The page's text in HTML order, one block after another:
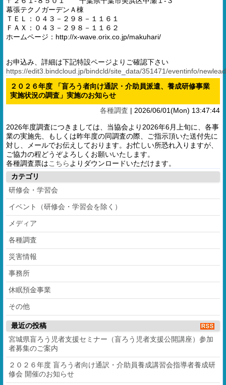
幕張テクノガーデンＡ棟
ＴＥＬ：０４３－２９８－１１６１
ＦＡＸ：０４３－２９８－１１６２
ホームページ：http://x-wave.orix.co.jp/makuhari/
お申込み、詳細は下記特設ページよりご確認下さい
https://edit3.bindcloud.jp/bindcld/site_data/351471/eventinfo/
２０２６年度 「盲ろう者向け通訳・介助員派遣、養成研修事業
実施状況の調査」実施のお知らせ
各種調査 | 2026/06/01(Mon) 13:47:44
2026年度調査につきましては、当協会より2026年6月上旬に、各事
業の実施先、もしくは昨年度の同調査の際、ご指示頂いた送付先に
対し、メールでお伝えしております。お忙しい所恐れ入りますが、
ご協力の程どうぞよろしくお願いいたします。
各種調査票はこちら よりダウンロードいただけます。
カテゴリ
研修会・学習会
イベント（研修会・学習会を除く）
メディア
各種調査
災害情報
事務所
休眠預金事業
その他
最近の投稿
宮城県盲ろう児者支援セミナー（盲ろう児者支援公開講座）参加
者募集のご案内
２０２６年度 盲ろう者向け通訳・介助員養成講習会指導者養成研
修会 開催のお知らせ